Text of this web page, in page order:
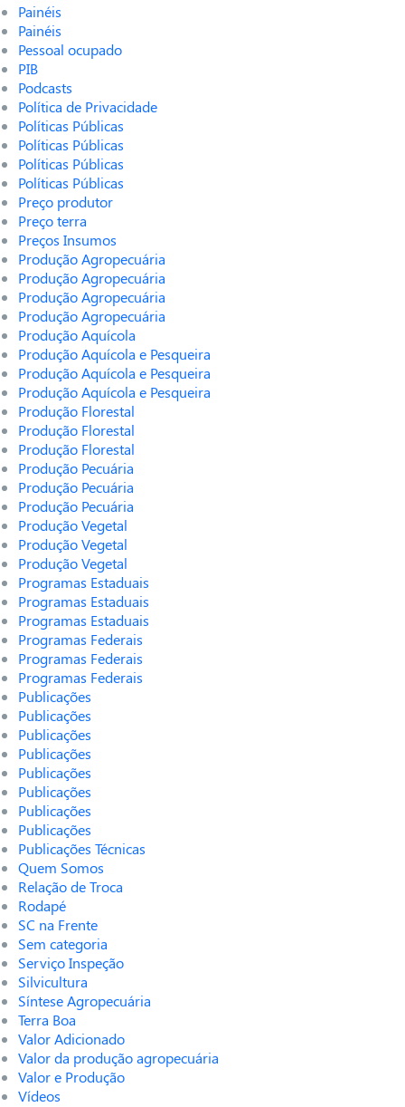
Painéis
Painéis
Pessoal ocupado
PIB
Podcasts
Política de Privacidade
Políticas Públicas
Políticas Públicas
Políticas Públicas
Políticas Públicas
Preço produtor
Preço terra
Preços Insumos
Produção Agropecuária
Produção Agropecuária
Produção Agropecuária
Produção Agropecuária
Produção Aquícola
Produção Aquícola e Pesqueira
Produção Aquícola e Pesqueira
Produção Aquícola e Pesqueira
Produção Florestal
Produção Florestal
Produção Florestal
Produção Pecuária
Produção Pecuária
Produção Pecuária
Produção Vegetal
Produção Vegetal
Produção Vegetal
Programas Estaduais
Programas Estaduais
Programas Estaduais
Programas Federais
Programas Federais
Programas Federais
Publicações
Publicações
Publicações
Publicações
Publicações
Publicações
Publicações
Publicações
Publicações Técnicas
Quem Somos
Relação de Troca
Rodapé
SC na Frente
Sem categoria
Serviço Inspeção
Silvicultura
Síntese Agropecuária
Terra Boa
Valor Adicionado
Valor da produção agropecuária
Valor e Produção
Vídeos